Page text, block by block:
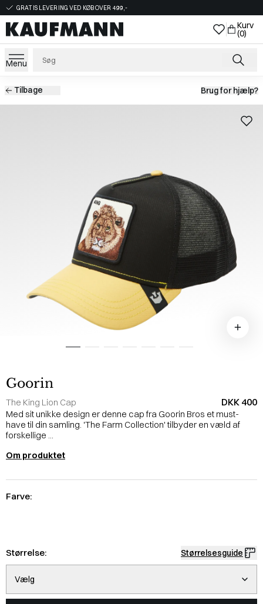
GRATIS LEVERING VED KØB OVER 499,-
Kurv
(0)
Menu
Tilbage Brug for hjælp?
Goorin
The King Lion Cap DKK 400
Med sit unikke design er denne cap fra Goorin Bros et must-
have til din samling. 'The Farm Collection' tilbyder en væld af
forskellige ...
Om produktet
Farve:
Størrelse: Størrelsesguide
Vælg